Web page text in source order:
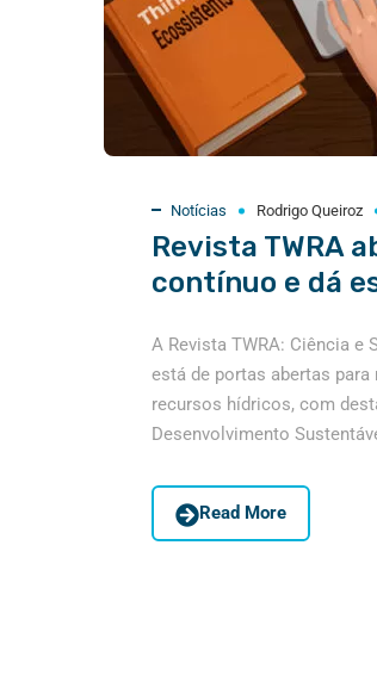
Notícias Rodrigo Queiroz
Revista TWRA
contínuo e dá
A Revista TWRA: Ciência e
está de portas abertas
recursos hídricos, com
Desenvolvimento
Read More